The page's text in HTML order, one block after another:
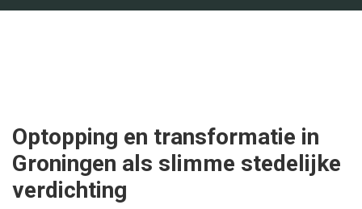
Optopping en transformatie in
Groningen als slimme stedelijke
verdichting